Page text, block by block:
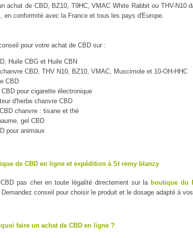
achat de CBD, BZ10, T9HC, VMAC White Rabbit ou THV-
en conformité avec la France et tous les pays d'Europe.
pour votre achat de CBD sur :
Huile CBG et Huile CBN
CBD, THV N10, BZ10, VMAC, Muscimole et 10-OH-HHC
CBD
pour cigarette électronique
d'herbe chanvre CBD
chanvre : tisane et thé
gel CBD
pour animaux
de CBD en ligne et expédition à St remy blanzy
pas cher en toute légalité directement sur la boutique du
conseil pour choisir le produit et le dosage adapté à
faire un achat de CBD en ligne ?